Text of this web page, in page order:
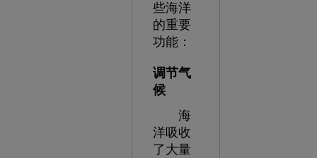
些海洋
的重要
功能：
调节气
候
海
洋吸收
了大量